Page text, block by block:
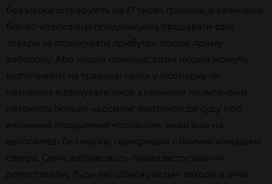
без маски штрафують на 17 тисяч гривень, а величезні
бізнес-корпорації продовжують продавати свої
товари та отримувати прибуток попри пряму
заборону. Або інший приклад: сотні людей можуть
відпочивати на травневі свята у лісопарку чи
натовпом відвідувати парк з гарними тюльпанами,
натомість поліція надсилає протокол до суду про
вчинення порушення чоловіком, який їхав на
велосипеді без маски, прикривши обличчя комірцем
светра. Саме вибірковість правозастосування
делегітимізує будь-які обмежувальні заходи в очах